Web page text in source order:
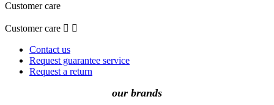
Customer care
Customer care  
Contact us
Request guarantee service
Request a return
our brands